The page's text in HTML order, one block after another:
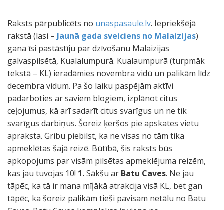
Raksts pārpublicēts no unaspasaule.lv. Iepriekšējā
rakstā (lasi – Jaunā gada sveiciens no Malaizijas)
gana īsi pastāstīju par dzīvošanu Malaizijas
galvaspilsētā, Kualalumpurā. Kualaumpurā (turpmāk
tekstā – KL) ieradāmies novembra vidū un palikām līdz
decembra vidum. Pa šo laiku paspējām aktīvi
padarboties ar saviem blogiem, izplānot citus
ceļojumus, kā arī sadarīt citus svarīgus un ne tik
svarīgus darbiņus. Šoreiz ķeršos pie apskates vietu
apraksta. Gribu piebilst, ka ne visas no tām tika
apmeklētas šajā reizē. Būtībā, šis raksts būs
apkopojums par visām pilsētas apmeklējuma reizēm,
kas jau tuvojas 10! 1.Sākšu ar Batu Caves. Ne jau
tāpēc, ka tā ir mana mīļākā atrakcija visā KL, bet gan
tāpēc, ka šoreiz palikām tieši pavisam netālu no Batu